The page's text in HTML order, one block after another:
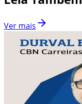
Ver mais